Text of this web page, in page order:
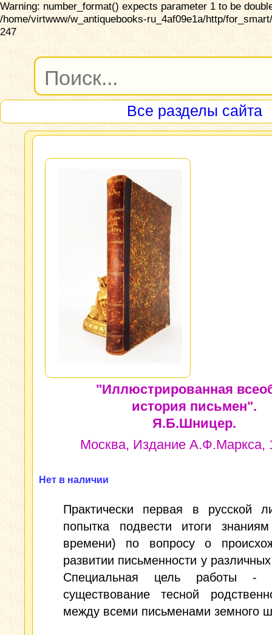
Warning: number_format() expects parameter 1 to be
/home/virtwww/w_antiquebooks-ru_4af09e1a/http/
247
Все разделы сайта
"Иллюстрированная
история письмен".
Я.Б.Шницер.
Москва, Издание А.Ф.Маркса,
Нет в наличии
Практически первая в русской
попытка подвести итоги
времени) по вопросу о
развитии письменности у
Специальная цель работы -
существование тесной
между всеми письменами земного